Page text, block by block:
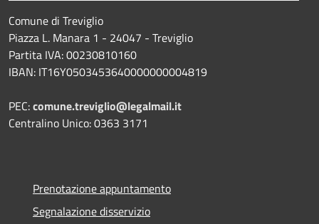
Comune di Treviglio
Piazza L. Manara 1 - 24047 - Treviglio
Partita IVA: 00230810160
IBAN: IT16Y0503453640000000004819
PEC:comune.treviglio@legalmail.it
Centralino Unico: 0363 3171
Prenotazione appuntamento
Segnalazione disservizio